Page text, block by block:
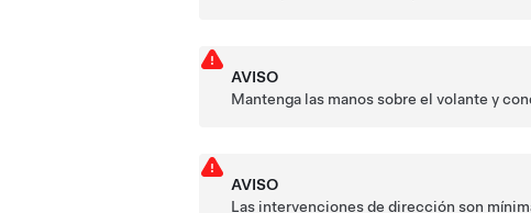
AVISO
Mantenga las manos sobre elvolante y
AVISO
Las intervenciones de dirección son